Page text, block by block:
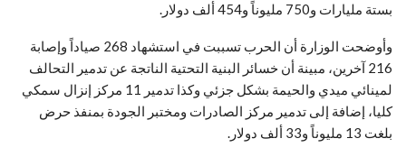
بستة مليارات و750 مليوناً و454 ألف دولار.
وأوضحت الوزارة أن الحرب تسببت في استشهاد 268 صياداً وإصابة
216 آخرين، مبينة أن خسائر البنية التحتية الناتجة عن تدمير التحالف
لمينائي ميدي والحيمة بشكل جزئي وكذا تدمير 11 مركز إنزال سمكي
كليا، إضافة إلى تدمير مركز الصادرات ومختبر الجودة بمنفذ حرض
بلغت 13 مليوناً و33 ألف دولار.